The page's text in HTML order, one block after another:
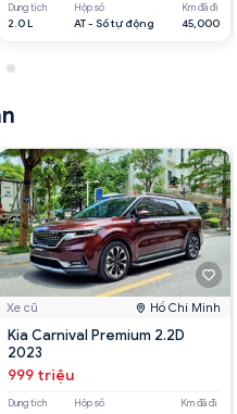
Dung tích
2.0 L
Hộp số
AT - Số tự động
Km đã đi
45,000
Xe cũ Hồ Chí Minh
Kia Carnival Premium 2.2D
2023
999 triệu
Dung tích Hộp số Km đã đi